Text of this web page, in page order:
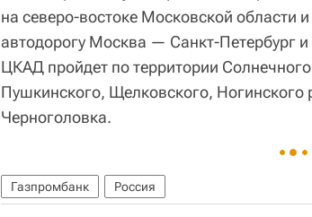
на северо-востоке Московской области
автодорогу Москва — Санкт-Петербург
ЦКАД пройдет по территории
Пушкинского, Щелковского, Ногинского
Черноголовка.
Газпромбанк Россия